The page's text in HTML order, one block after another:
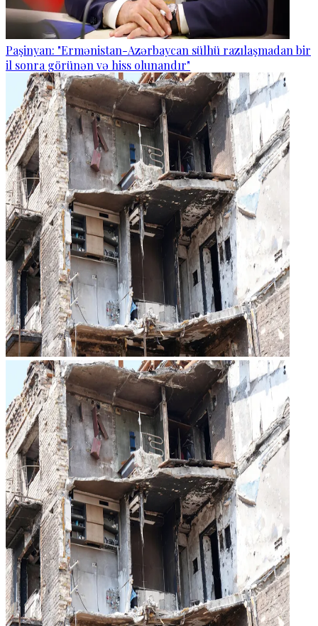
Paşinyan: "Ermənistan-Azərbaycan sülhü razılaşmadan bir
il sonra görünən və hiss olunandır"